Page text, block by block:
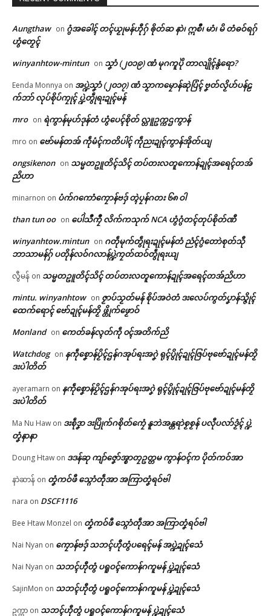
Aungthaw on ဂွံအခေါၚ် တၚ်ယၟုမန်ဟီုဂှ် ၜိုတ်ဆ နာဲ၊ ဣစဳ၊ မာံ၊ မိ တံဓဝ်ရဂှ်
ဟွံတၟေၚ်
winyanhtow-mintun on သၞာံ (၂၀၁၉) ဏံ မုဂကူပိုဲ တာလျိုၚ်နွံရော?
Eenda Monnya on အပ္ဍဲသၞာံ (၂၀၁၇) ဏံ သၟာကမၠောန်ဆုဲပြံၚ် ဗၞတ်လၟိဟ်ပန်ဠ
က်ဘာ် လုပ်စိုပ်ကၠုၚ် ပ္ဍဲတွဵုရးဍုၚ်မန်
mro on ရဲကွာန်မုဟ်ဒုန်တံ ဟွံပေၚ်စိုတ် လ္တူဥက္ကဌကွာန်
mro on ဗော်မန်တအ် ကဵုမံၚ်ကတိပါၚ် ကဵုညးဍုၚ်ကွာန်အိုတ်ယျ
ongsikenon on သမ္မတဥူတိၚ်သိၚ် တပ်တးလတူကောန်ဍုၚ်အရေၚ်တအ်
ညိဟာ
minarnon on ပံက်ဂကောံကၠောန်ဗဒှ် တ္ၚဲပၠန်ဂတး ၆၈ ဝါ
than tun oo on ပေါဲသဳကၠဳ လိက်ကသုက် NCA ဟွံဂွံတၚ်တုပ်စိုတ်ဏီ
winyanhtow.mintun on ဂတဵုမုက်တွဵုရးဍုၚ်မန်တံ ညံၚ်ဂွံတောဲစုတ်သီု
ဘာသာမန်ဂှ် ပတိုန်လဝ်ဂလာန်ပ္ဍဲကၠတ်ထဝ်တွဵုရးယျ
လွီမန် on သမ္မတဥူတိၚ်သိၚ် တပ်တးလတူကောန်ဍုၚ်အရေၚ်တအ်ညိဟာ
mintu. winyanhtow on ဇၟာပ်သၟတ်မန် စိုပ်အဝဲတံ ဒးလေပ်ကွတ်ပၞာန်သ္ဇိုၚ်
ထေက်ရောၚ် ဗော်ဍုၚ်မန်တၟိ ဖ္တိုက်ဖၟောဝ်
Monland on ကေတ်ခန်လ္ၚတ်ကဵု ၀ၚ်အတိက်ညိ
Watchdog on နကဵုစၞောန်ပၟိၚ်ဌန်ဂအုပ်ရးအဂၞဲ ရုၚ်ပွိုၚ်ဍုၚ်ဇြပ်ဗုဗော်ဍုၚ်မန်တၟိ
ဒးပဲါတိတ်
ayeramarn on နကဵုစၞောန်ပၟိၚ်ဌန်ဂအုပ်ရးအဂၞဲ ရုၚ်ပွိုၚ်ဍုၚ်ဇြပ်ဗုဗော်ဍုၚ်မန်တၟိ
ဒးပဲါတိတ်
Ma Nu Haw on ဒးစဵုဒၞာ ဒးပြိုက်ဂစိုတ်ကၠေံ နူဘဲအန္တရာဲစၟစၟန် ပလီုပလာ်ဒၟံၚ် ပ္ဍဲ
တၞံနာနာ
Doung Htaw on ဒဒန်ဆု ကျာ်ဇၞော်အ္စာတၠဥတ္တမ ကွာန်ဝၚ်က ပိုတ်ကဝ်အာ
နာဲဆာန် on တၞံကဝ်ဖီ သ္ဂောံတဵုအာ အကြာတၞံရဝ်ဗါ
nara on DSCF1116
Bee Htaw Monzel on တၞံကဝ်ဖီ သ္ဂောံတဵုအာ အကြာတၞံရဝ်ဗါ
Nai Nyan on ကၠောန်ဗဒှ် သဘၚ်ဟီုတွံပရေၚ်မန် အပ္ဍဲဍုၚ်သေံ
Nai Nyan on သဘၚ်ဟီုတွံ ပရူဝၚ်ကောန်ဂကူမန် ပ္ဍဲဍုၚ်သေံ
SajinMon on သဘၚ်ဟီုတွံ ပရူဝၚ်ကောန်ဂကူမန် ပ္ဍဲဍုၚ်သေံ
ဥက္ကာ on သဘၚ်ဟီုတွံ ပရူဝၚ်ကောန်ဂကူမန် ပ္ဍဲဍုၚ်သေံ